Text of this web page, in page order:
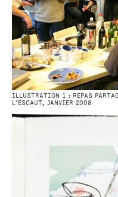
ILLUSTRATION 1 : REPAS
L’ESCAUT, JANVIER 2008